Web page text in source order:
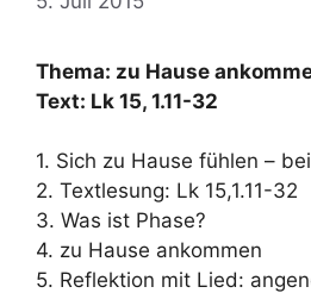
Thema: zu Hause
Text: Lk 15, 1.11-32
1. Sich zu Hause fühlen –
2. Textlesung: Lk 15,1.11-32
3. Was ist Phase?
4. zu Hause ankommen
5. Reflektion mit Lied: